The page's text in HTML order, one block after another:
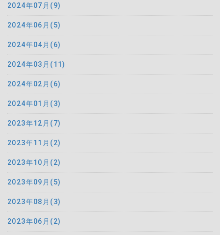
2024年07月(9)
2024年06月(5)
2024年04月(6)
2024年03月(11)
2024年02月(6)
2024年01月(3)
2023年12月(7)
2023年11月(2)
2023年10月(2)
2023年09月(5)
2023年08月(3)
2023年06月(2)